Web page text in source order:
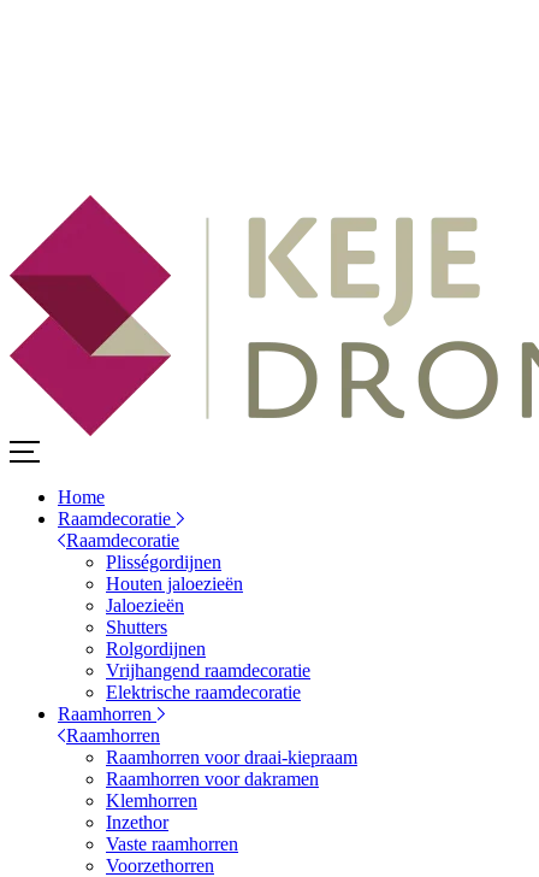
Home
Raamdecoratie
Raamdecoratie
Plisségordijnen
Houten jaloezieën
Jaloezieën
Shutters
Rolgordijnen
Vrijhangend raamdecoratie
Elektrische raamdecoratie
Raamhorren
Raamhorren
Raamhorren voor draai-kiepraam
Raamhorren voor dakramen
Klemhorren
Inzethor
Vaste raamhorren
Voorzethorren